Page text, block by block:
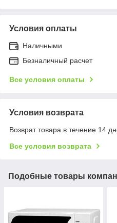
Условия оплаты
Наличными
Безналичный расчет
Все условия оплаты
Условия возврата
Возврат товара в течение 14
Все условия возврата
Подобные товары